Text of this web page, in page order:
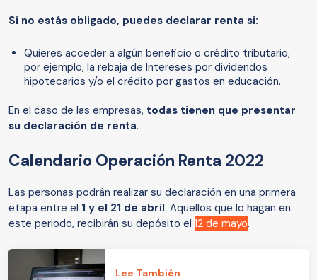
Si no estás obligado, puedes declarar renta si:
Quieres acceder a algún beneficio o crédito tributario,
por ejemplo, la rebaja de Intereses por dividendos
hipotecarios y/o el crédito por gastos en educación.
En el caso de las empresas, todas tienen que presentar
su declaración de renta.
Calendario Operación Renta 2022
Las personas podrán realizar su declaración en una primera
etapa entre el 1 y el 21 de abril. Aquellos que lo hagan en
este periodo, recibirán su depósito el 12 de mayo.
Lee También